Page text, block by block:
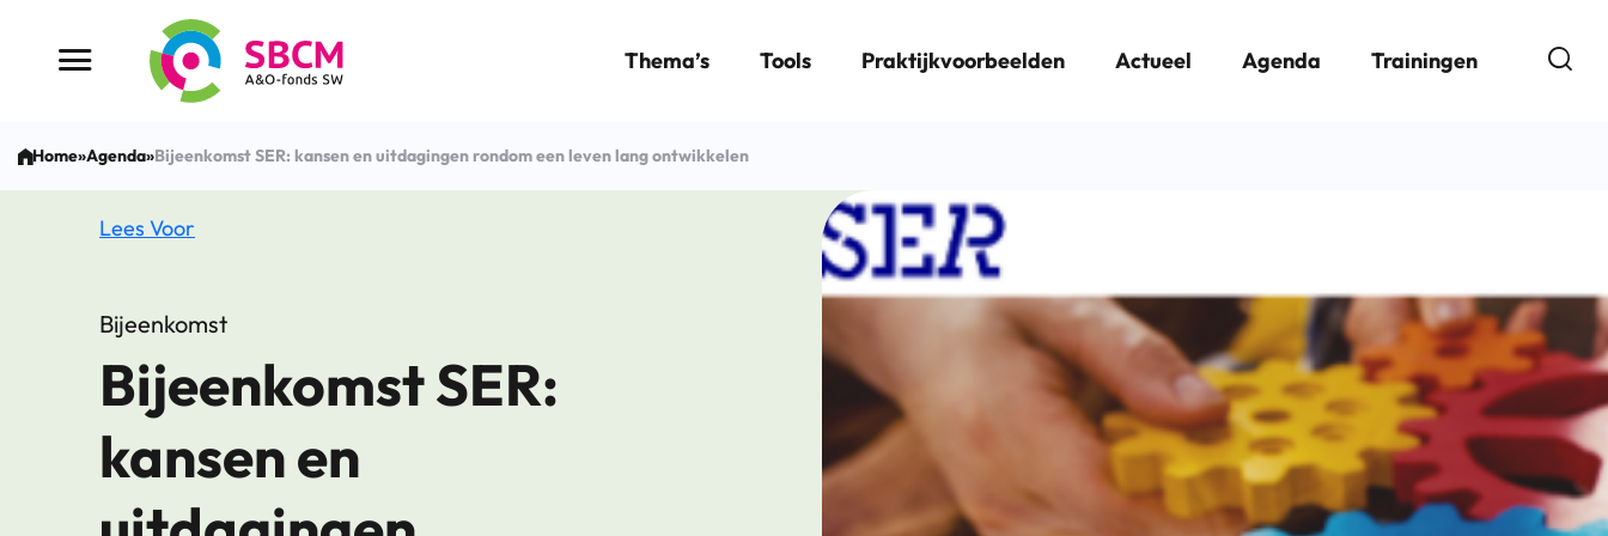
Menu button Thema’s Tools Praktijkvoorbeelden Actueel Agenda Trainingen
Home»Agenda»Bijeenkomst SER: kansen en uitdagingen rondom een leven lang ontwikkelen
Lees Voor
Bijeenkomst
Bijeenkomst SER:
kansen en